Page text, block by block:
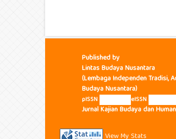
Published by
Lintas Budaya Nusantara
(Lembaga Independen Tradisi,
Budaya Nusantara)
pISSN eISSN
Jurnal Kajian Budaya dan
View My Stats